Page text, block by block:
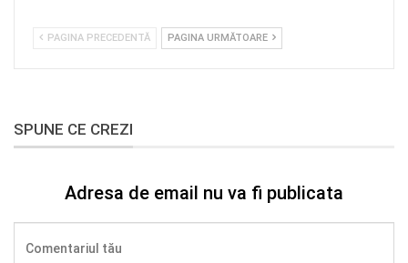
PAGINA PRECEDENTĂ PAGINA URMĂTOARE
SPUNE CE CREZI
Adresa de email nu va fi publicata